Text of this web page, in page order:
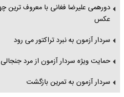
دورهمی علیرضا فغانی با معروف ترین
عکس
سردار آزمون به نبرد تراکتور می رود
حمایت ویژه سردار آزمون از مرد جنجالی
سردار آزمون به تمرین بازگشت